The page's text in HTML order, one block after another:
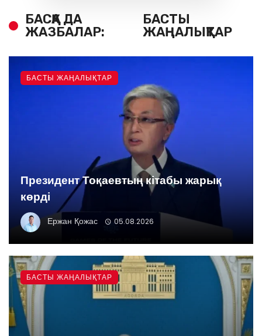
БАСҚА ДА
ЖАЗБАЛАР:
БАСТЫ
ЖАҢАЛЫҚТАР
Президент Тоқаевтың кітабы жарық
көрді
Ержан Қожас 05.08.2026
БАСТЫ ЖАҢАЛЫҚТАР
БАСТЫ ЖАҢАЛЫҚТАР